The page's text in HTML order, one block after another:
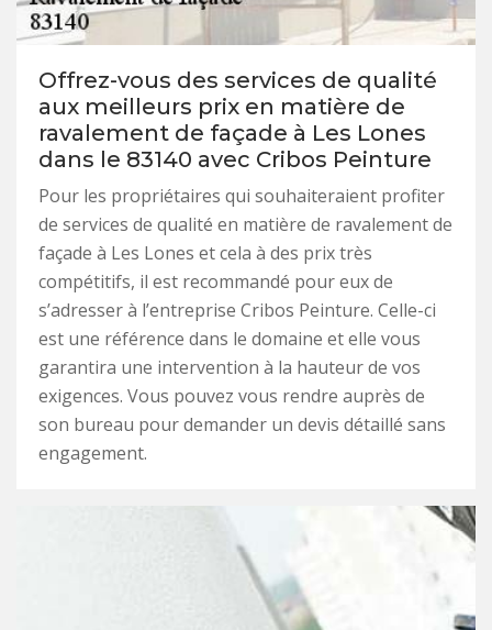
Offrez-vous des services de qualité
aux meilleurs prix en matière de
ravalement de façade à Les Lones
dans le 83140 avec Cribos Peinture
Pour les propriétaires qui souhaiteraient profiter
de services de qualité en matière de ravalement de
façade à Les Lones et cela à des prix très
compétitifs, il est recommandé pour eux de
s’adresser à l’entreprise Cribos Peinture. Celle-ci
est une référence dans le domaine et elle vous
garantira une intervention à la hauteur de vos
exigences. Vous pouvez vous rendre auprès de
son bureau pour demander un devis détaillé sans
engagement.